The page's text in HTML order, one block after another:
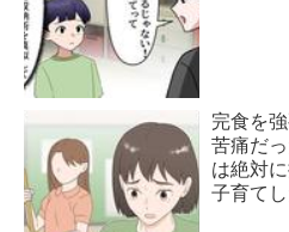
完食を
苦痛だ
は絶対
子育て